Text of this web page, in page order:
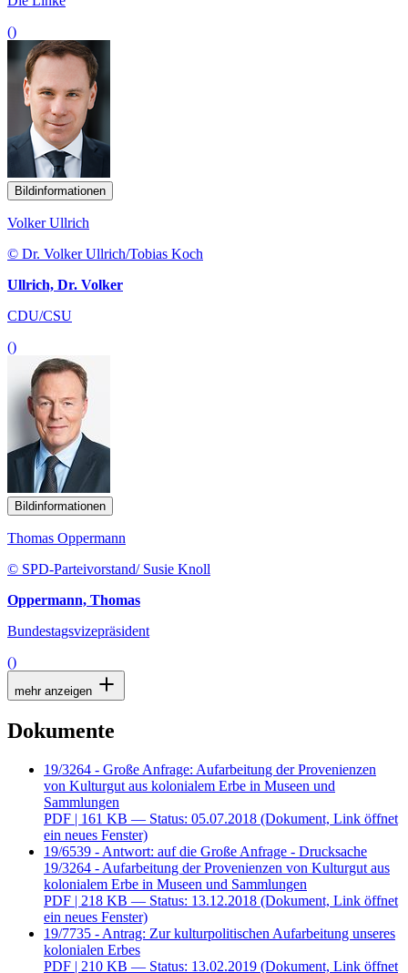
()
Bildinformationen
Volker Ullrich
© Dr. Volker Ullrich/Tobias Koch
Ullrich, Dr. Volker
CDU/CSU
()
Bildinformationen
Thomas Oppermann
© SPD-Parteivorstand/ Susie Knoll
Oppermann, Thomas
Bundestagsvizepräsident
()
mehr anzeigen
Dokumente
19/3264 - Große Anfrage: Aufarbeitung der Provenienzen
von Kulturgut aus kolonialem Erbe in Museen und
Sammlungen
PDF | 161 KB — Status: 05.07.2018 (Dokument, Link öffnet
ein neues Fenster)
19/6539 - Antwort: auf die Große Anfrage - Drucksache
19/3264 - Aufarbeitung der Provenienzen von Kulturgut aus
kolonialem Erbe in Museen und Sammlungen
PDF | 218 KB — Status: 13.12.2018 (Dokument, Link öffnet
ein neues Fenster)
19/7735 - Antrag: Zur kulturpolitischen Aufarbeitung unseres
kolonialen Erbes
PDF | 210 KB — Status: 13.02.2019 (Dokument, Link öffnet